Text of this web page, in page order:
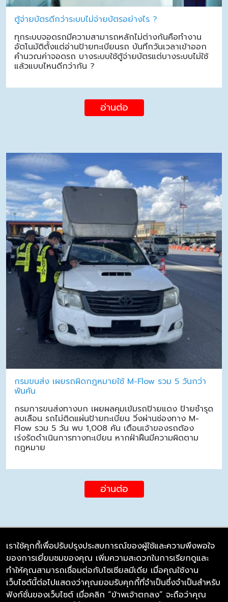
ตู้จ่ายบัตรดีกว่าระบบไม่จ่ายบัตรอย่างไร ?
ทุกระบบจอดรถมีความสามารถหลักไม่ต่างกันคือทำงาน
อัตโนมัติตั้งแต่อ่านป้ายทะเบียนรถ บันทึกวันเวลาเข้าออก
คำนวณค่าจอดรถ บางระบบใช้ตู้จ่ายบัตรแต่บางระบบไม่ใช้
แล้วแบบไหนดีกว่ากัน ?
อ่านต่อ
กรมขนส่ง เผยรถผิดกฎหมายใช้ M-Flow รวม 5 วันกว่า
พันคัน
กรมการขนส่งทางบก เผยผลคุมเข้มรถป้ายแดง ป้ายชำรุด
ลบเลือน รถไม่ติดแผ่นป้ายทะเบียน วิ่งผ่านช่องทาง M-
Flow รวม 5 วัน พบ 1,008 คัน เตือนเจ้าของรถต้อง
เร่งรัดดำเนินการทางทะเบียน หากฝ่าฝืนมีความผิดตาม
กฎหมาย
อ่านต่อ
บริษัท ซิมลิงค์ จำกัด
98/226 Bangrakyai-Baanmai Road,
Bangyai, Nonthaburi 11140
เราใช้คุกกี้เพื่อปรับปรุงประสบการณ์ของผู้ใช้และความพึงพอใจ
ของการเยี่ยมชมของคุณ เพิ่มความสะดวกในการเรียกดูและ
ทำให้คุณสามารถเชื่อมต่อกับโซเชียลมีเดีย เมื่อคุณใช้งาน
เว็บไซต์นี้ต่อไปแสดงว่าคุณยอมรับคุกกี้ที่จำเป็นซึ่งจำเป็นสำหรับ
ฟังก์ชั่นของเว็บไซต์ เมื่อคลิก “ข้าพเจ้าตกลง” จะถือว่าคุณ